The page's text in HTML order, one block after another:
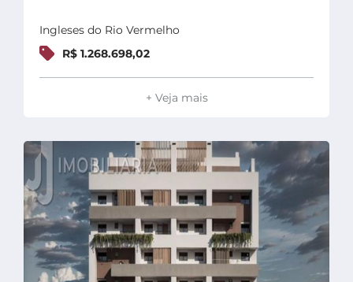
Ingleses do Rio Vermelho
R$ 1.268.698,02
+ Veja mais